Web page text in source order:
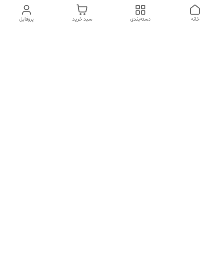
پروفایل سبد خرید دسته‌بندی خانه